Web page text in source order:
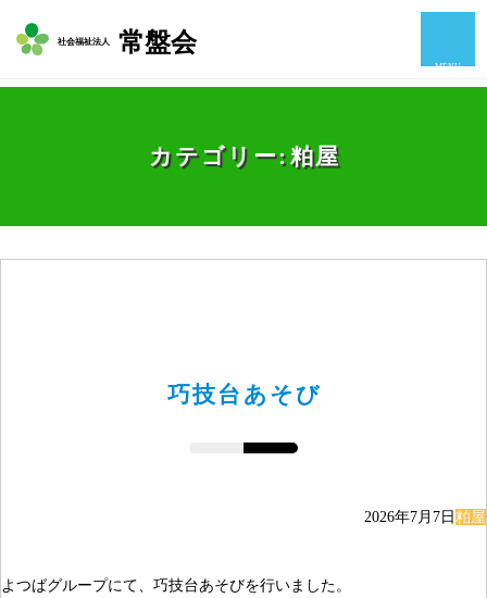
社会福祉法人 常盤会
MENU
カテゴリー:粕屋
巧技台あそび
2026年7月7日 粕屋
よつばグループにて、巧技台あそびを行いました。